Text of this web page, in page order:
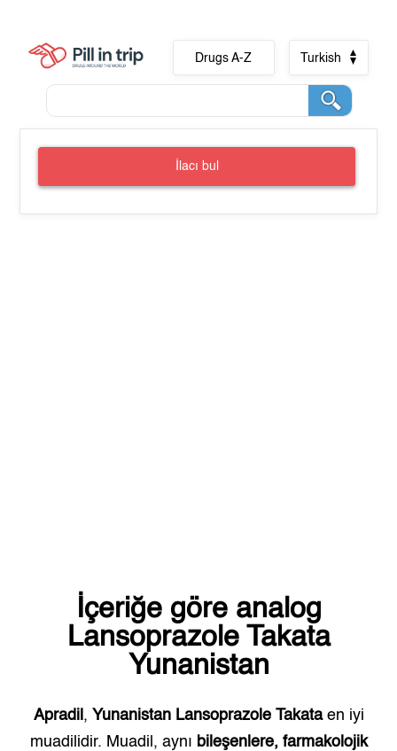
Drugs A-Z Turkish
İlacı bul
İçeriğe göre analog
Lansoprazole Takata
Yunanistan
Apradil , Yunanistan Lansoprazole Takataen iyi
muadilidir. Muadil, aynı bileşenlere, farmakolojik